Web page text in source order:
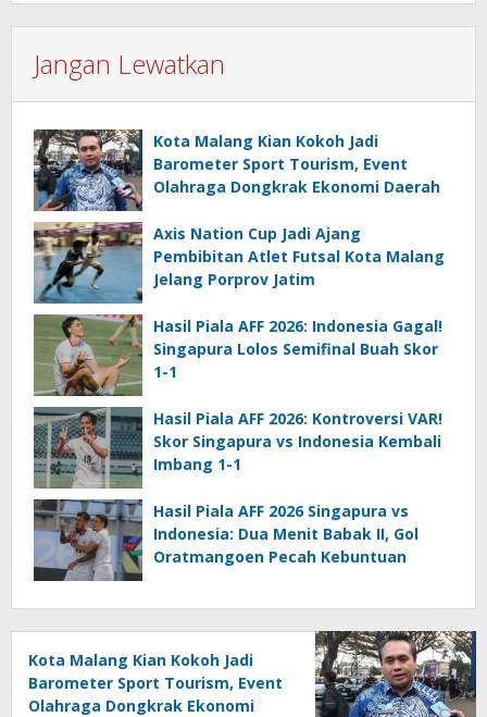
Jangan Lewatkan
Kota Malang Kian Kokoh Jadi
Barometer Sport Tourism, Event
Olahraga Dongkrak Ekonomi Daerah
Axis Nation Cup Jadi Ajang
Pembibitan Atlet Futsal Kota Malang
Jelang Porprov Jatim
Hasil Piala AFF 2026: Indonesia Gagal!
Singapura Lolos Semifinal Buah Skor
1-1
Hasil Piala AFF 2026: Kontroversi VAR!
Skor Singapura vs Indonesia Kembali
Imbang 1-1
Hasil Piala AFF 2026 Singapura vs
Indonesia: Dua Menit Babak II, Gol
Oratmangoen Pecah Kebuntuan
Kota Malang Kian Kokoh Jadi
Barometer Sport Tourism, Event
Olahraga Dongkrak Ekonomi